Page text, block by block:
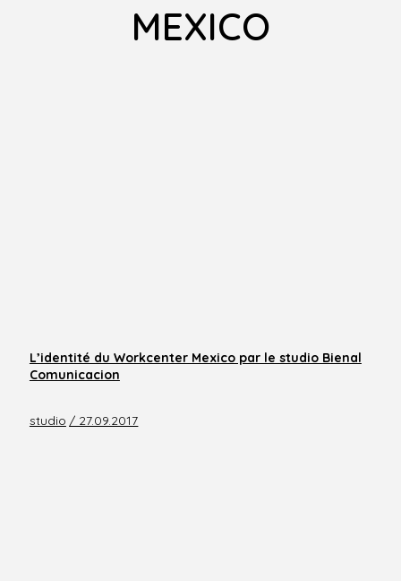
MEXICO
L’identité du Workcenter Mexico par le studio Bienal
Comunicacion
studio / 27.09.2017